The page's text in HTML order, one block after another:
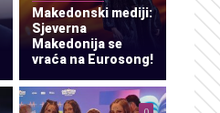
Makedonski mediji:
Sjeverna
Makedonija se
vraća na Eurosong!